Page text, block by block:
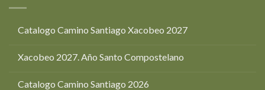
Catalogo Camino Santiago Xacobeo 2027
Xacobeo 2027. Año Santo Compostelano
Catalogo Camino Santiago 2026